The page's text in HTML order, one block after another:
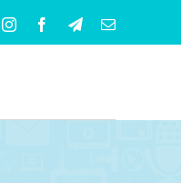
InstagramFacebookTelegramCorreo